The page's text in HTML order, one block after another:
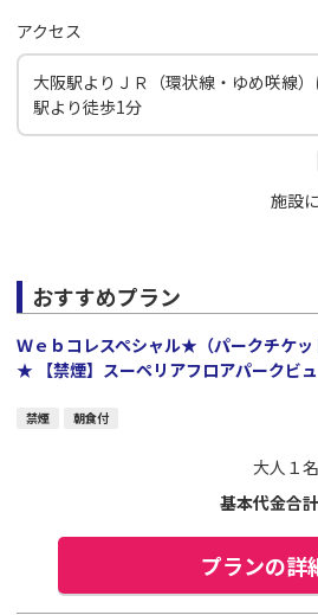
アクセス
大阪駅よりＪＲ（環状線・ゆめ咲線
駅より徒歩1分
施設
おすすめプラン
Ｗｅｂコレスペシャル★（パークチケッ
★ 【禁煙】スーペリアフロアパークビ
禁煙 朝食付
大人１名
基本代金合計
プランの詳